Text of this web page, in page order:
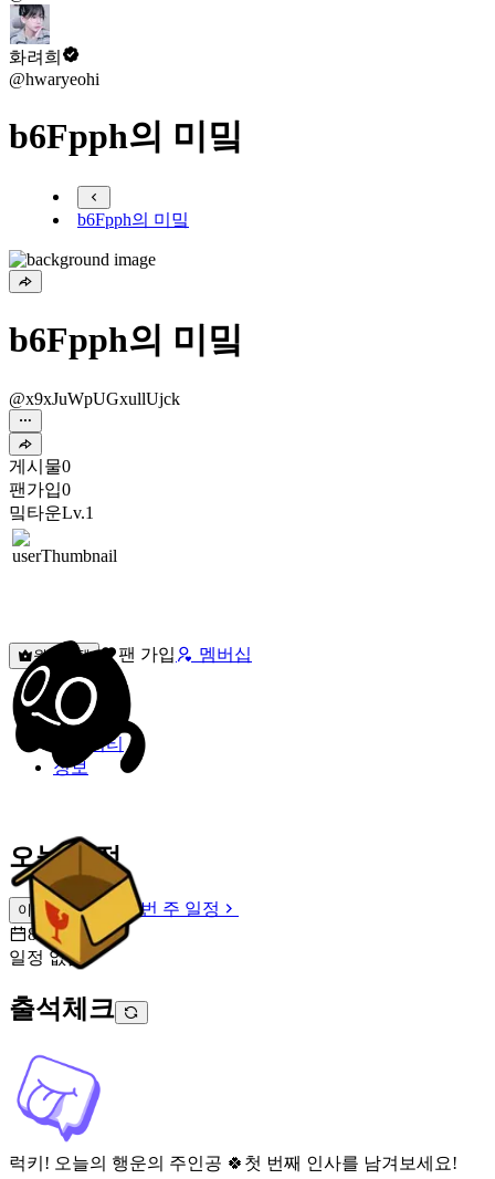
화려희
@hwaryeohi
b6Fpph의 미밐
b6Fpph의 미밐
b6Fpph의 미밐
@x9xJuWpUGxullUjck
게시물0
팬가입0
밐타운Lv.1
원픽선택 팬 가입 멤버십
밐타운
피드
커뮤니티
정보
오늘 일정
이번 주 일정
이번 주 일정
8월 7일 [금]
일정 없음
출석체크
럭키! 오늘의 행운의 주인공 🍀 첫 번째 인사를 남겨보세요!